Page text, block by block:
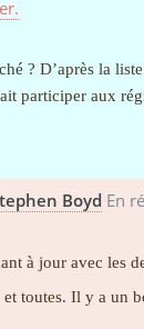
? D’après la
participer aux
Boyd En
à jour avec les
toutes. Il y a un